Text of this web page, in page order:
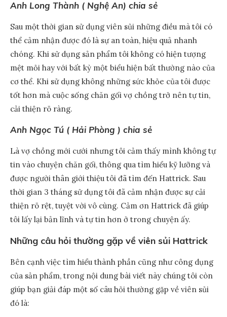
Anh Long Thành ( Nghệ An) chia sẻ
Sau một thời gian sử dụng viên sủi những điều mà tôi có
thể cảm nhận được đó là sự an toàn, hiệu quả nhanh
chóng. Khi sử dụng sản phẩm tôi không có hiện tượng
mệt mỏi hay với bất kỳ một biểu hiện bất thường nào của
cơ thể. Khi sử dụng không những sức khỏe của tôi được
tốt hơn mà cuộc sống chăn gối vợ chồng trở nên tự tin,
cải thiện rõ ràng.
Anh Ngọc Tú ( Hải Phòng ) chia sẻ
Là vợ chồng mới cưới nhưng tôi cảm thấy mình không tự
tin vào chuyện chăn gối, thông qua tìm hiểu kỹ lưỡng và
được người thân giới thiệu tôi đã tìm đến Hattrick. Sau
thời gian 3 tháng sử dụng tôi đã cảm nhận được sự cải
thiện rõ rệt, tuyệt vời vô cùng. Cảm ơn Hattrick đã giúp
tôi lấy lại bản lĩnh và tự tin hơn ở trong chuyện ấy.
Những câu hỏi thường gặp về viên sủi Hattrick
Bên cạnh việc tìm hiểu thành phần cũng như công dụng
của sản phẩm, trong nội dung bài viết này chúng tôi còn
giúp bạn giải đáp một số câu hỏi thường gặp về viên sủi
đó là: